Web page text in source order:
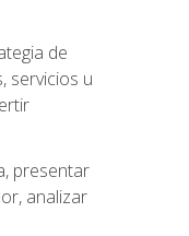
de
servicios u
presentar
analizar